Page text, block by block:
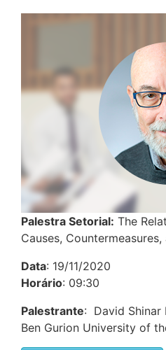
Palestra Setorial: The
Causes,
Data: 19/11/2020
Horário: 09:30
Palestrante: David Shinar
Ben Gurion University of